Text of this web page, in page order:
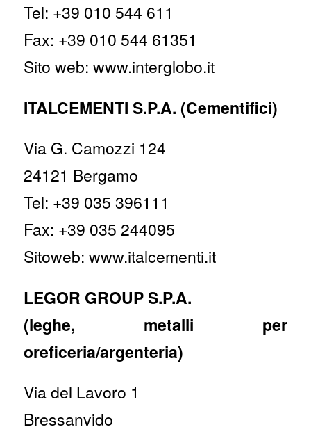
Tel: +39 010 544 611
Fax: +39 010 544 61351
Sito web: www.interglobo.it
ITALCEMENTI S.P.A. (Cementifici)
Via G. Camozzi 124
24121 Bergamo
Tel: +39 035 396111
Fax: +39 035 244095
Sitoweb: www.italcementi.it
LEGOR GROUP S.P.A.
(leghe, metalli per
oreficeria/argenteria)
Via del Lavoro 1
Bressanvido